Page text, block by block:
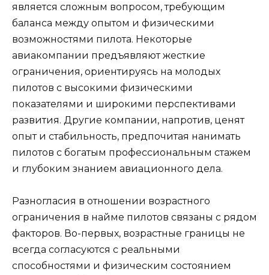
является сложным вопросом, требующим
баланса между опытом и физическими
возможностями пилота. Некоторые
авиакомпании предъявляют жесткие
ограничения, ориентируясь на молодых
пилотов с высокими физическими
показателями и широкими перспективами
развития. Другие компании, напротив, ценят
опыт и стабильность, предпочитая нанимать
пилотов с богатым профессиональным стажем
и глубоким знанием авиационного дела.
Разногласия в отношении возрастного
ограничения в найме пилотов связаны с рядом
факторов. Во-первых, возрастные границы не
всегда согласуются с реальными
способностями и физическим состоянием